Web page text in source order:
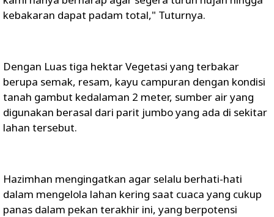
kebakaran dapat padam total," Tuturnya.
Dengan Luas tiga hektar Vegetasi yang terbakar
berupa semak, resam, kayu campuran dengan kondisi
tanah gambut kedalaman 2 meter, sumber air yang
digunakan berasal dari parit jumbo yang ada di sekitar
lahan tersebut.
Hazimhan mengingatkan agar selalu berhati-hati
dalam mengelola lahan kering saat cuaca yang cukup
panas dalam pekan terakhir ini, yang berpotensi